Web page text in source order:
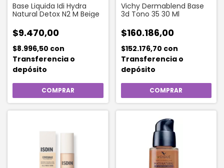
Base Liquida Idi Hydra
Natural Detox N2 M Beige
$9.470,00
$8.996,50 con
Transferencia o
depósito
Vichy Dermablend Base
3d Tono 35 30 Ml
$160.186,00
$152.176,70 con
Transferencia o
depósito